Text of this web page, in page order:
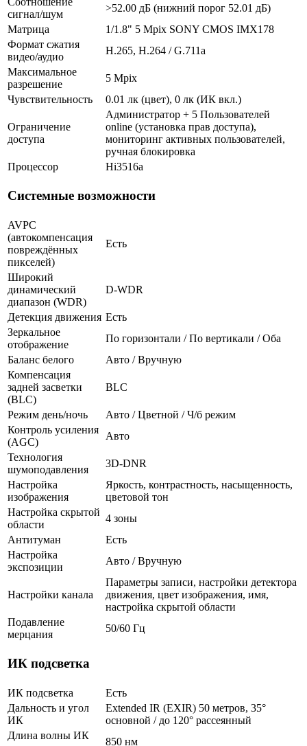
сигнал/шум
>52.00 дБ (нижний порог 52.01 дБ)
Матрица
1/1.8" 5 Mpix SONY CMOS IMX178
Формат сжатия
видео/аудио
H.265, H.264 / G.711a
Максимальное
разрешение
5 Mpix
Чувствительность
0.01 лк (цвет), 0 лк (ИК вкл.)
Ограничение
доступа
Администратор + 5 Пользователей
online (установка прав доступа),
мониторинг активных пользователей,
ручная блокировка
Процессор
Hi3516a
Системные возможности
AVPC
(автокомпенсация
повреждённых
пикселей)
Есть
Широкий
динамический
диапазон (WDR)
D-WDR
Детекция движения Есть
Зеркальное
отображение
По горизонтали / По вертикали / Оба
Баланс белого
Авто / Вручную
Компенсация
задней засветки
(BLC)
BLC
Режим день/ночь
Авто / Цветной / Ч/б режим
Контроль усиления
(AGC)
Авто
Технология
шумоподавления
3D-DNR
Настройка
изображения
Яркость, контрастность, насыщенность,
цветовой тон
Настройка скрытой
области
4 зоны
Антитуман
Есть
Настройка
экспозиции
Авто / Вручную
Настройки канала
Параметры записи, настройки детектора
движения, цвет изображения, имя,
настройка скрытой области
Подавление
мерцания
50/60 Гц
ИК подсветка
ИК подсветка
Есть
Дальность и угол
ИК
Extended IR (EXIR) 50 метров, 35°
основной / до 120° рассеянный
Длина волны ИК
850 нм